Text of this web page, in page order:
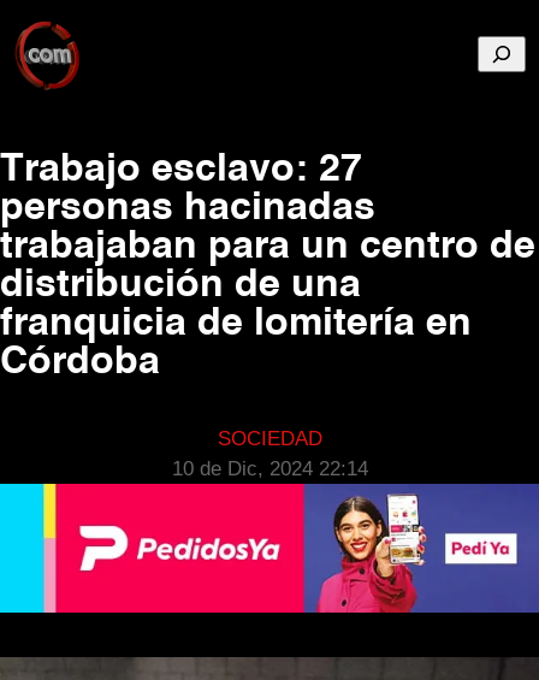
Trabajo esclavo: 27
personas hacinadas
trabajaban para un centro de
distribución de una
franquicia de lomitería en
Córdoba
SOCIEDAD
10 de Dic, 2024 22:14